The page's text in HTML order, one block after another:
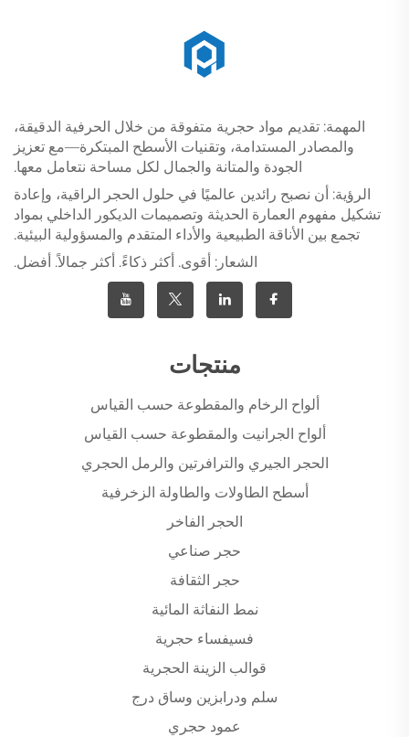
المهمة: تقديم مواد حجرية متفوقة من خلال الحرفية الدقيقة،
والمصادر المستدامة، وتقنيات الأسطح المبتكرة—مع تعزيز
الجودة والمتانة والجمال لكل مساحة نتعامل معها.
الرؤية: أن نصبح رائدين عالميًا في حلول الحجر الراقية، وإعادة
تشكيل مفهوم العمارة الحديثة وتصميمات الديكور الداخلي بمواد
تجمع بين الأناقة الطبيعية والأداء المتقدم والمسؤولية البيئية.
الشعار: أقوى. أكثر ذكاءً. أكثر جمالاً. أفضل.
منتجات
ألواح الرخام والمقطوعة حسب القياس
ألواح الجرانيت والمقطوعة حسب القياس
الحجر الجيري والترافرتين والرمل الحجري
أسطح الطاولات والطاولة الزخرفية
الحجر الفاخر
حجر صناعي
حجر الثقافة
نمط النفاثة المائية
فسيفساء حجرية
قوالب الزينة الحجرية
سلم ودرابزين وساق درج
عمود حجري